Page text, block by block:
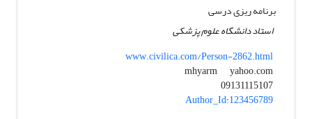
برنامه ریزی درسی
استاد دانشگاه علوم پزشکی
www.civilica.com/Person-2862.html
mhyarm
yahoo.com
09131115107
Author_Id:123456789